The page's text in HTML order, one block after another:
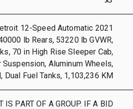
Detroit 12-Speed Automatic
lb Rears, 53220 lb GVWR,
70 in High Rise Sleeper Cab,
Aluminum Wheels,
Fuel Tanks, 1,103,236 KM ;
PART OF A GROUP. IF A BID